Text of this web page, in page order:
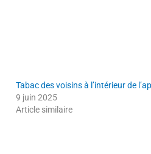
Tabac des voisins à l’intérieur de
9 juin 2025
Article similaire